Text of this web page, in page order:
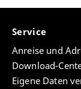
Service
Anreise und
Download-
Eigene Daten